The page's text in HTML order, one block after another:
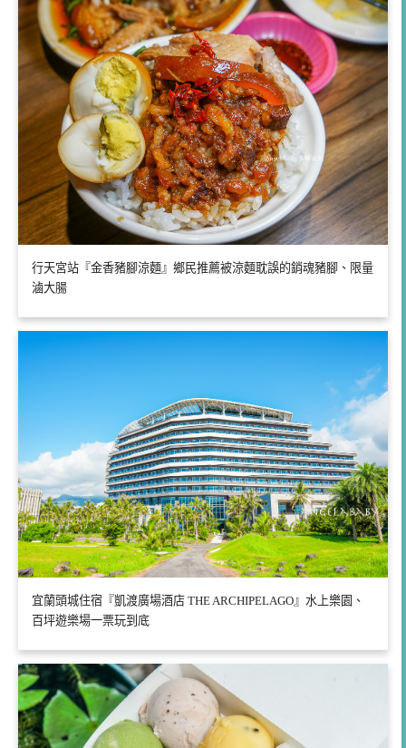
行天宮站『金香豬腳涼麵』鄉民推薦被涼麵耽誤的銷魂豬腳、限量
滷大腸
宜蘭頭城住宿『凱渡廣場酒店 THE ARCHIPELAGO』水上樂園、
百坪遊樂場一票玩到底